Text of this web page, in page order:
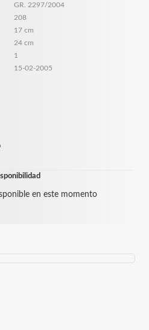
GR. 2297/2004
208
17 cm
24 cm
1
15-02-2005
en este momento